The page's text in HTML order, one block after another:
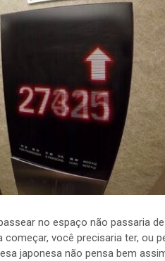
no espaço não passaria
você precisaria ter, ou
japonesa não pensa bem